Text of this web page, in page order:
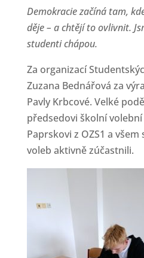
Demokracie začíná tam,
děje – a chtějí to ovlivnit.
studenti chápou.
Za organizací
Zuzana Bednářová za
Pavly Krbcové. Velké
předsedovi školní
Paprskovi z OZS1 a
voleb aktivně zúčastnili.